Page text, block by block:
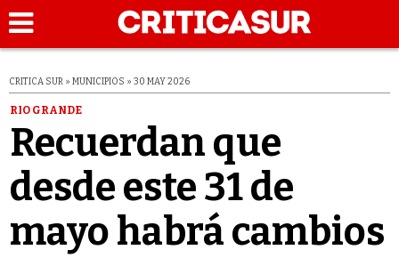
CRITICA SUR » MUNICIPIOS » 30 MAY 2026
RIO GRANDE
Recuerdan que
desde este 31 de
mayo habrá cambios